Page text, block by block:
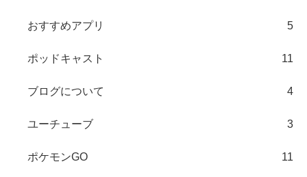
おすすめアプリ 5
ポッドキャスト 11
ブログについて 4
ユーチューブ 3
ポケモンGO 11